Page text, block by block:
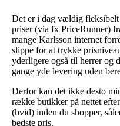
Det er i dag vældig fleksibelt
priser (via fx PriceRunner)
mange Karlsson internet
slippe for at trykke
yderligere også til herrer og
gange yde levering uden
Derfor kan det ikke desto
række butikker på nettet
(hvid) inden du shopper,
bedste pris.